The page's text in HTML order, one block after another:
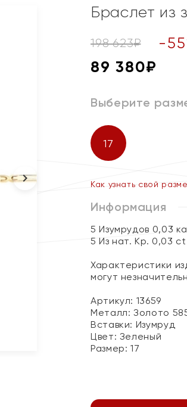
Браслет из
198 623₽ -55
89 380₽
Выберите
17
Как узнать свой
Информация
5 Изумрудов 0,03
5 Из нат. Кр. 0,03
Характеристики
могут
Артикул: 13659
Металл:Золото
Вставки: Изумруд
Цвет: Зеленый
Размер:17